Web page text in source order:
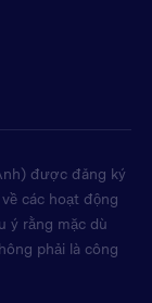
được đăng ký
các hoạt động
ý rằng mặc dù
phải là công